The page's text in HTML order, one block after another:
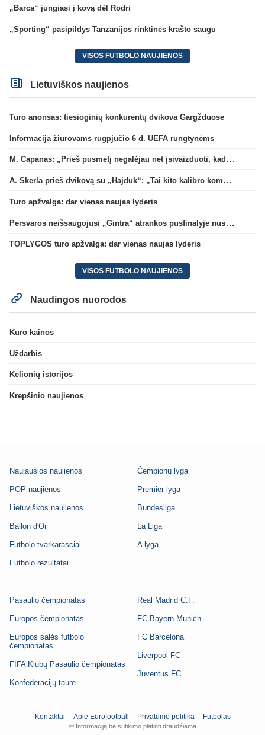
„Barca“ jungiasi į kovą dėl Rodri
„Sporting“ pasipildys Tanzanijos rinktinės krašto saugu
VISOS FUTBOLO NAUJIENOS
Lietuviškos naujienos
Turo anonsas: tiesioginių konkurentų dvikova Gargžduose
Informacija žiūrovams rugpjūčio 6 d. UEFA rungtynėms
M. Capanas: „Prieš pusmetį negalėjau net įsivaizduoti, kad žaisime prieš „Hajduk“
A. Skerla prieš dvikovą su „Hajduk“: „Tai kito kalibro komanda“
Turo apžvalga: dar vienas naujas lyderis
Persvaros neišsaugojusi „Gintra“ atrankos pusfinalyje nusileido Škotijos čempionėms
TOPLYGOS turo apžvalga: dar vienas naujas lyderis
VISOS FUTBOLO NAUJIENOS
Naudingos nuorodos
Kuro kainos
Uždarbis
Kelionių istorijos
Krepšinio naujienos
Naujausios naujienos
POP naujienos
Lietuviškos naujienos
Ballon d'Or
Futbolo tvarkarasciai
Futbolo rezultatai
Čempionų lyga
Premier lyga
Bundesliga
La Liga
A lyga
Pasaulio čempionatas
Europos čempionatas
Europos salės futbolo
čempionatas
FIFA Klubų Pasaulio čempionatas
Konfederacijų taurė
Real Madrid C.F.
FC Bayern Munich
FC Barcelona
Liverpool FC
Juventus FC
Kontaktai Apie Eurofootball Privatumo politika Futbolas
© Informaciją be sutikimo platinti draudžiama